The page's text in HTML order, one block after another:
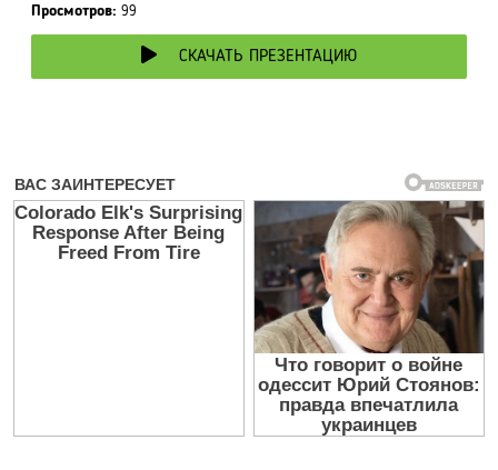
Просмотров: 99
СКАЧАТЬ ПРЕЗЕНТАЦИЮ